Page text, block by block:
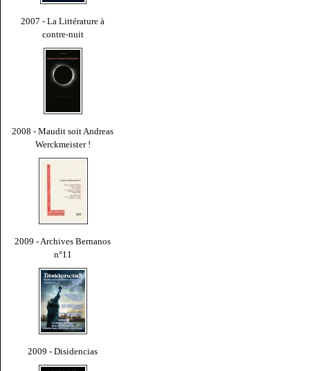
2007 - La Littérature à
contre-nuit
2008 - Maudit soit Andreas
Werckmeister !
2009 - Archives Bernanos
n°11
2009 - Disidencias